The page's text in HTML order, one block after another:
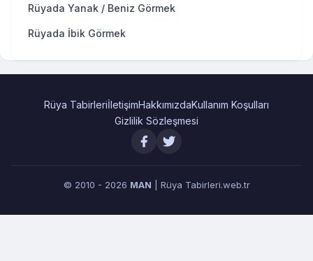
Rüyada Yanak / Beniz Görmek
Rüyada İbik Görmek
Rüya TabirleriİletişimHakkımızdaKullanım Koşulları
Gizlilik Sözleşmesi
© 2010 - 2026 MAN | Rüya Tabirleri.web.tr